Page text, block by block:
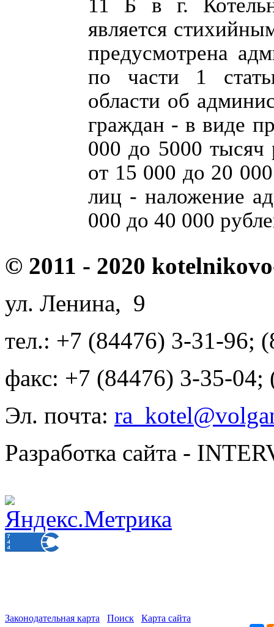
11 Б в г.
является
предусмотрена
по части 1
области об
граждан - в виде
000 до 5000
от 15 000 до 20
лиц - наложение
000 до 40 000
© 2011 - 2020
ул. Ленина, 9
тел.: +7 (84476) 3-31-96;
факс: +7 (84476) 3-35-04;
Эл. почта:
Разработка сайта -
Законодательная карта Поиск Карта сайта